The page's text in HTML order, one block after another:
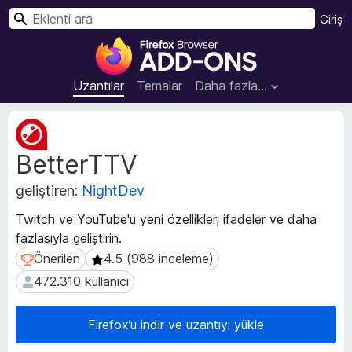
F
r
e
o
s
e
E
k
l
Uzantılar Temalar Daha fazla…
Giriş
A
BetterTTV
geliştiren: NightDev
Twitch ve YouTube'u yeni özellikler, ifadeler ve daha
fazlasıyla geliştirin.
Önerilen
Önerilen 4.5 (988 inceleme)
4.5 (988 inceleme)
472.310 kullanıcı
472.310 kullanıcı
Firefox’u indir ve uzantıyı yükle
U
z
a
n
t
m
e
t
a
v
e
i